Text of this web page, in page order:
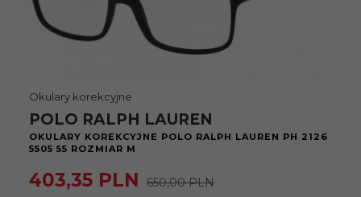
Okulary korekcyjne
POLO RALPH LAUREN
OKULARY KOREKCYJNE POLO RALPH LAUREN PH 2126
5505 55 ROZMIAR M
403,35 PLN 650,00 PLN